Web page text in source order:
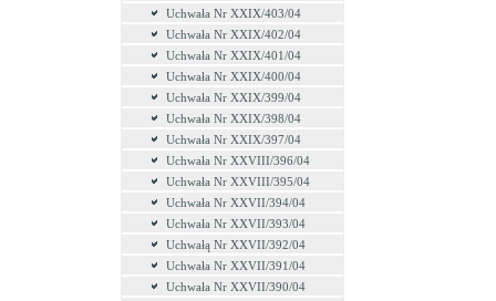
Uchwała Nr XXIX/403/04
Uchwała Nr XXIX/402/04
Uchwała Nr XXIX/401/04
Uchwała Nr XXIX/400/04
Uchwała Nr XXIX/399/04
Uchwała Nr XXIX/398/04
Uchwała Nr XXIX/397/04
Uchwała Nr XXVIII/396/04
Uchwała Nr XXVIII/395/04
Uchwała Nr XXVII/394/04
Uchwała Nr XXVII/393/04
Uchwałą Nr XXVII/392/04
Uchwała Nr XXVII/391/04
Uchwała Nr XXVII/390/04